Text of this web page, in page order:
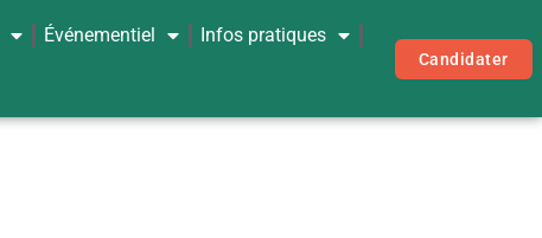
Événementiel Infos pratiques
Candidater